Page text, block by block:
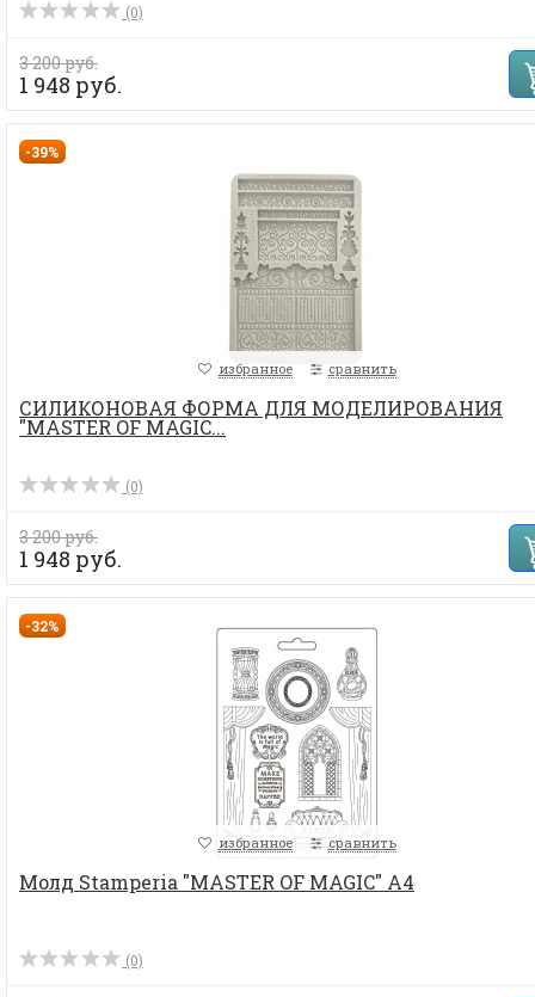
(0)
3 200 руб.
1 948 руб.
-39%
избранное сравнить
СИЛИКОНОВАЯ ФОРМА ДЛЯ МОДЕЛИРОВАНИЯ
"MASTER OF MAGIC...
(0)
3 200 руб.
1 948 руб.
-32%
избранное сравнить
Молд Stamperia "MASTER OF MAGIC" А4
(0)